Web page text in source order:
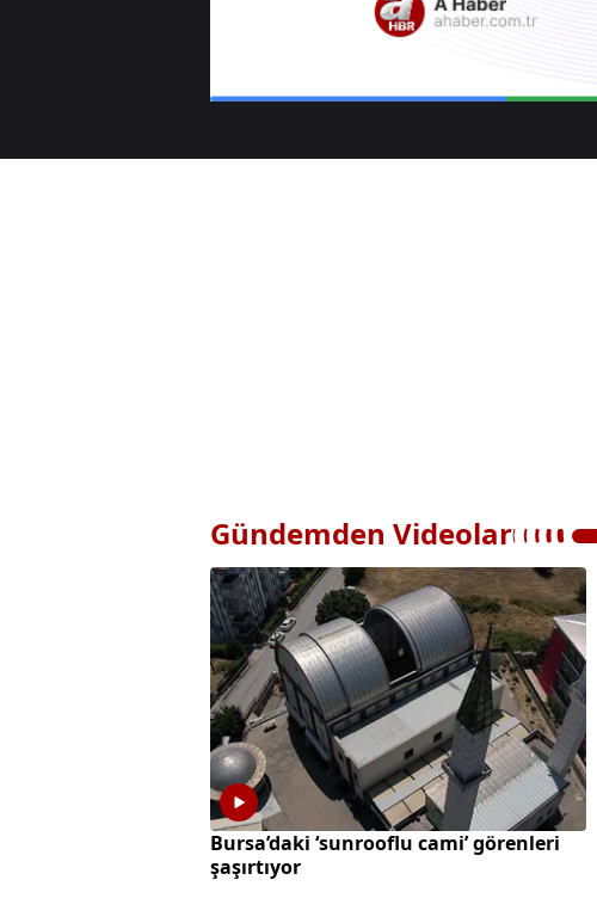
Gündemden Videolar
Bursa’daki ‘sunrooflu cami’ görenleri
şaşırtıyor